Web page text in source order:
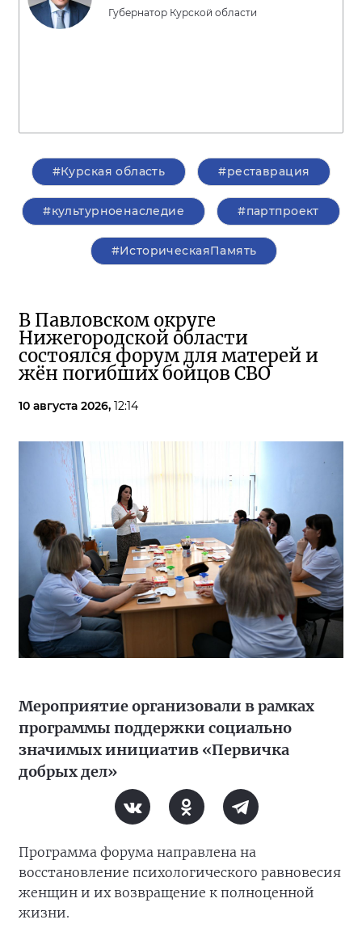
Губернатор Курской области
#Курская область #реставрация
#культурноенаследие #партпроект
#ИсторическаяПамять
В Павловском округе
Нижегородской области
состоялся форум для матерей и
жён погибших бойцов СВО
10 августа 2026, 12:14
Мероприятие организовали в рамках
программы поддержки социально
значимых инициатив «Первичка
добрых дел»
Программа форума направлена на
восстановление психологического равновесия
женщин и их возвращение к полноценной
жизни.